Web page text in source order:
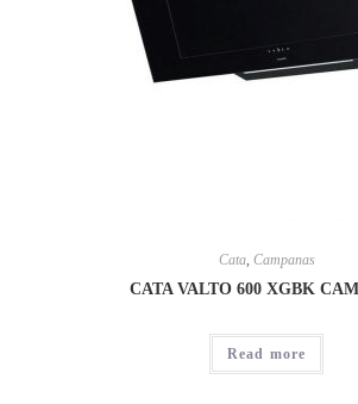
Cata, Campanas
CATA VALTO 600 XGBK
Read more